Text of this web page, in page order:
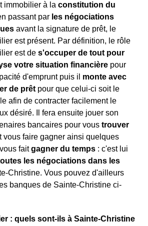
immobilier à la constitution du
passant par les négociations
avant la signature de prêt, le
est présent. Par définition, le rôle
est de s'occuper de tout pour
votre situation financière pour
d'emprunt puis il monte avec
de prêt pour que celui-ci soit le
afin de contracter facilement le
désiré. Il fera ensuite jouer son
bancaires pour vous trouver
vous faire gagner ainsi quelques
faitgagner du temps : c'est lui
les négociations dans les
Christine. Vous pouvez d'ailleurs
banques de Sainte-Christine ci-
: quels sont-ils à Sainte-Christine